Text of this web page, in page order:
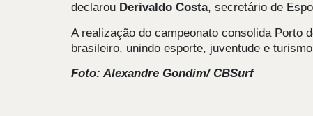
declarou Derivaldo Costa, secretário de
A realização do campeonato consolida Porto
brasileiro, unindo esporte, juventude e
Foto: Alexandre Gondim/ CBSurf